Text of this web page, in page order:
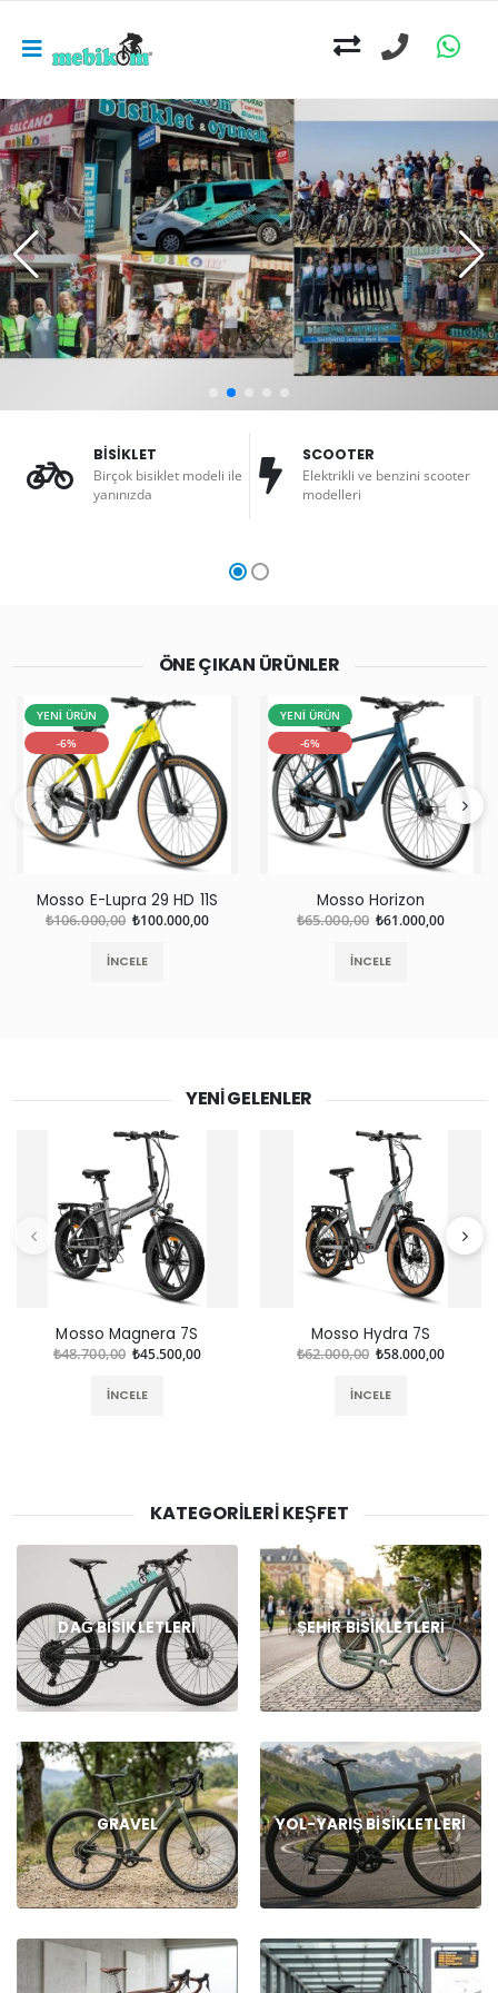
BİSİKLET
Birçok bisiklet modeli ile
yanınızda
SCOOTER
Elektrikli ve benzini scooter
modelleri
ÖNE ÇIKAN ÜRÜNLER
YENİ ÜRÜN
-6%
Mosso E-Lupra 29 HD 11S
₺106.000,00 ₺100.000,00
İNCELE
YENİ ÜRÜN
-6%
Mosso Horizon
₺65.000,00 ₺61.000,00
İNCELE
YENI GELENLER
Mosso Magnera 7S
₺48.700,00 ₺45.500,00
İNCELE
Mosso Hydra 7S
₺62.000,00 ₺58.000,00
İNCELE
KATEGORILERI KEŞFET
DAĞ BISIKLETLERI ŞEHIR BISIKLETLERI
GRAVEL YOL-YARIŞ BISIKLETLERI